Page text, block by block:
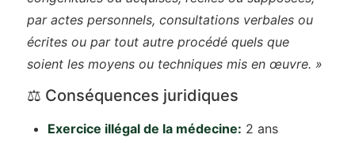
par actes personnels, consultations verbales ou
écrites ou par tout autre procédé quels que
soient les moyens ou techniques mis en œuvre. »
⚖️ Conséquences juridiques
Exercice illégal de la médecine: 2 ans